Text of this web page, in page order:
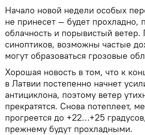
Начало новой недели особых
не принесет — будет прохладно,
облачность и порывистый ветер.
синоптиков, возможны частые
могут образоваться грозовые
Хорошая новость в том, что к
в Латвии постепенно начнет
антициклона, поэтому ветер
прекратятся. Снова потеплеет,
прогреется до +22…+25
прежнему будут прохладными.